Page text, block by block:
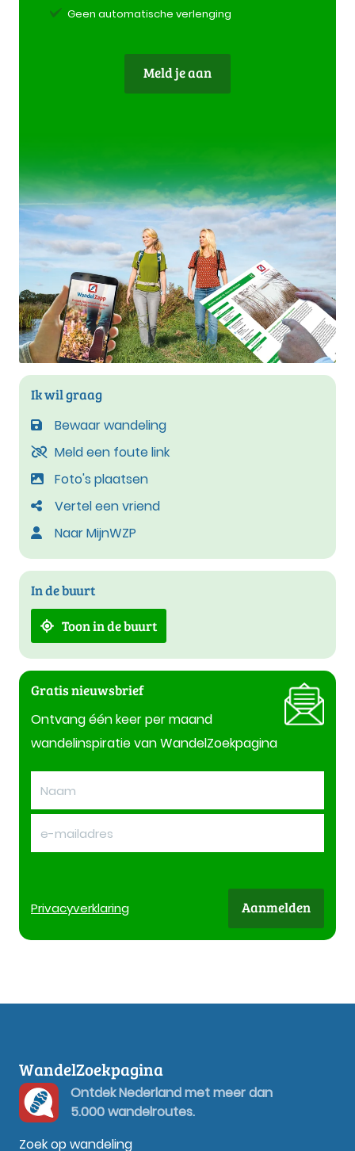
Geen automatische verlenging
Meld je aan
Ik wil graag
Bewaar wandeling
Meld een foute link
Foto's plaatsen
Vertel een vriend
Naar MijnWZP
In de buurt
Toon in de buurt
Gratis nieuwsbrief
Ontvang één keer per maand
wandelinspiratie van WandelZoekpagina
Privacyverklaring Aanmelden
WandelZoekpagina
Ontdek Nederland met meer dan
5.000 wandelroutes.
Zoek op wandeling